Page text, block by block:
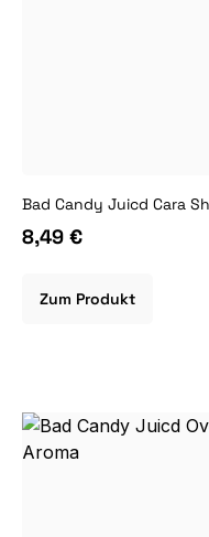
Bad Candy Juicd Cara
8,49 €
Zum Produkt